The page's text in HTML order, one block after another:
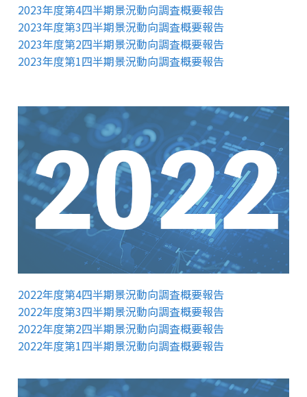
2023年度第4四半期景況動向調査概要報告
2023年度第3四半期景況動向調査概要報告
2023年度第2四半期景況動向調査概要報告
2023年度第1四半期景況動向調査概要報告
2022年度第4四半期景況動向調査概要報告
2022年度第3四半期景況動向調査概要報告
2022年度第2四半期景況動向調査概要報告
2022年度第1四半期景況動向調査概要報告